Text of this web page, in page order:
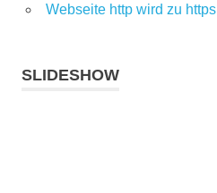
Webseite http wird zu https
SLIDESHOW